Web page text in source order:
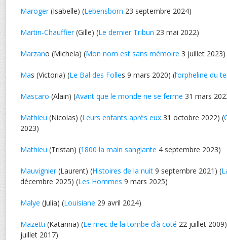
Maroger(Isabelle) (Lebensborn 23 septembre 2024)
Martin-Chauffier(Gille) (Le dernier Tribun 23 mai 2022)
Marzano (Michela) (Mon nom est sans mémoire 3 juillet 2023)
Mas (Victoria) (Le Bal des Folles 9 mars 2020) (l’orpheline du
Mascaro (Alain) (Avant que le monde ne se ferme 31 mars
Mathieu (Nicolas) (Leurs enfants après eux 31 octobre 2022) (
2023)
Mathieu (Tristan) (1800 la main sanglante 4 septembre 2023)
Mauvignier(Laurent) (Histoires de la nuit 9 septembre 2021) (
décembre 2025) (Les Hommes 9 mars 2025)
Malye (Julia) (Louisiane 29 avril 2024)
Mazetti (Katarina) (Le mec de la tombe d’à coté 22 juillet
juillet 2017)